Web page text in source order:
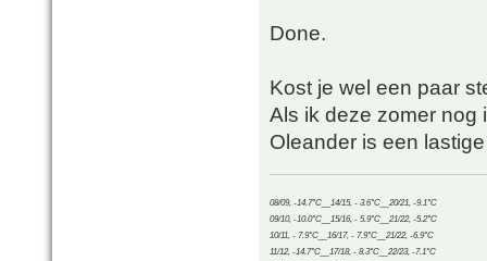
Done.
Kost je wel een paar
Als ik deze zomer nog
Oleander is een
08/09, -14.7°C__14/15, - 3.6°C__20/21, -9.1°C
09/10, -10.0°C__15/16, - 5.9°C__21/22, -5.2°C
10/11, - 7.9°C__16/17, - 7.9°C__21/22, -6.9°C
11/12, -14.7°C__17/18, - 8.3°C__22/23, -7.1°C